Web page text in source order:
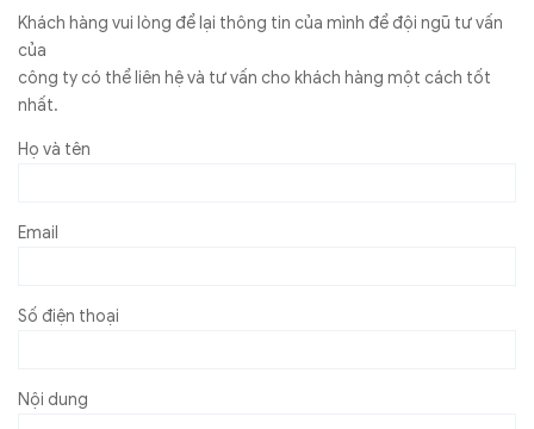
Khách hàng vui lòng để lại thông tin của mình để đội ngũ tư vấn
của
công ty có thể liên hệ và tư vấn cho khách hàng một cách tốt
nhất.
Họ và tên
Email
Số điện thoại
Nội dung